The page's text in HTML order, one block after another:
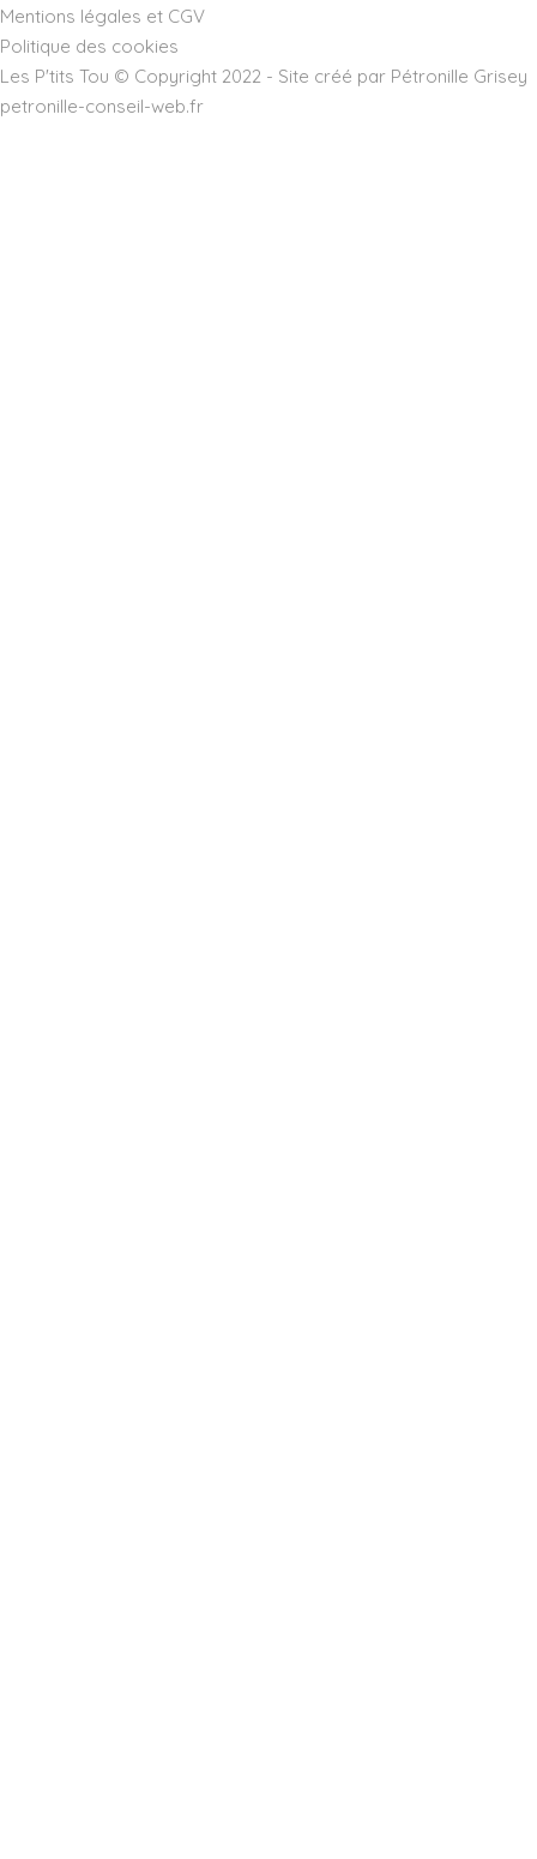
Mentions légales et CGV
Politique des cookies
Les P'tits Tou © Copyright 2022 - Site créé par Pétronille Grisey
petronille-conseil-web.fr